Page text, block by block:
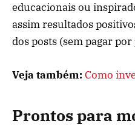
educacionais ou
assim resultados
dos posts (sem pagar
Veja também: Como
Prontos para